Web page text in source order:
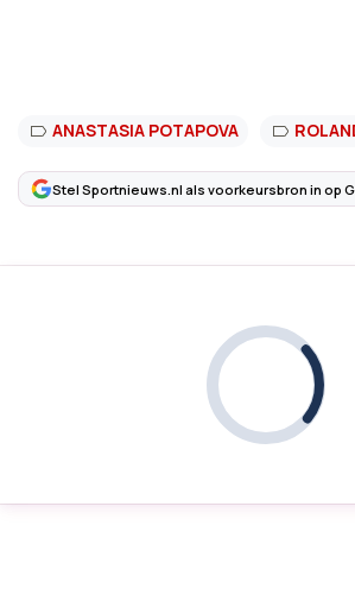
ANASTASIA POTAPOVA
Stel Sportnieuws.nl als voorkeursbron in op